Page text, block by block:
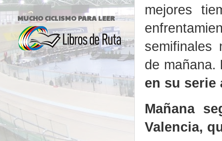
mejores
semifinales
de mañana.
en su serie
Mañana
Valencia,
MUCHO CICLISMO PARA LEER